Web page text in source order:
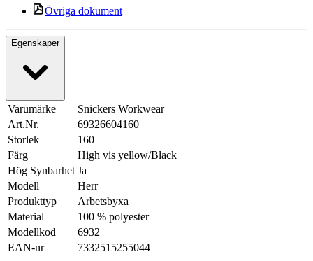
Övriga dokument
Egenskaper
Varumärke
Snickers Workwear
Art.Nr.
69326604160
Storlek
160
Färg
High vis yellow/Black
Hög Synbarhet Ja
Modell
Herr
Produkttyp
Arbetsbyxa
Material
100 % polyester
Modellkod
6932
EAN-nr
7332515255044